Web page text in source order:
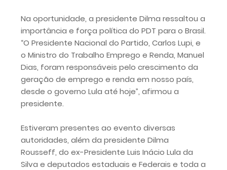
Na oportunidade, a presidente Dilma ressaltou a
importância e força política do PDT para o Brasil.
“O Presidente Nacional do Partido, Carlos Lupi, e
o Ministro do Trabalho Emprego e Renda, Manuel
Dias, foram responsáveis pelo crescimento da
geração de emprego e renda em nosso país,
desde o governo Lula até hoje”, afirmou a
presidente.
Estiveram presentes ao evento diversas
autoridades, além da presidente Dilma
Rousseff, do ex-Presidente Luis Inácio Lula da
Silva e deputados estaduais e Federais e toda a